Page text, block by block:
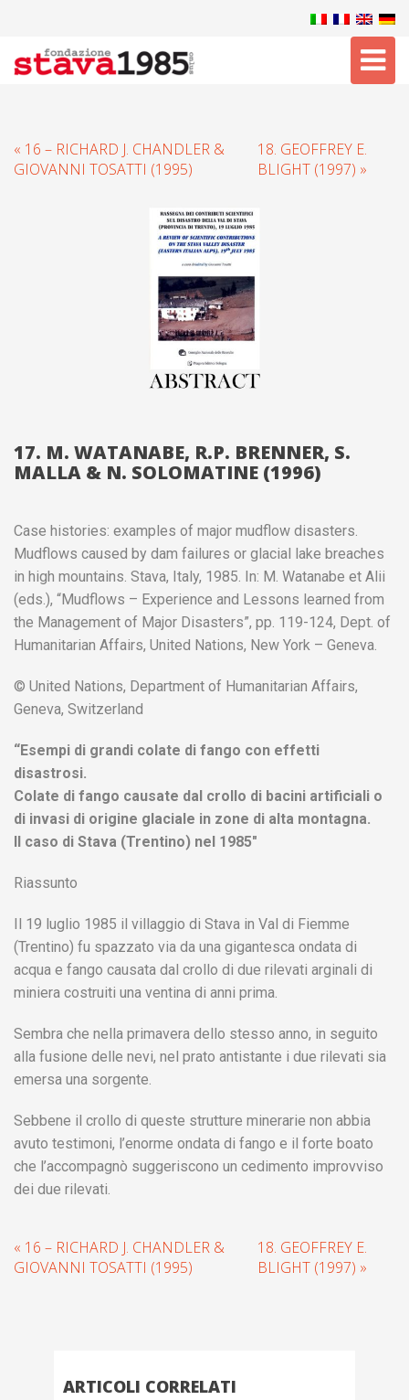
« 16 – RICHARD J. CHANDLER &
GIOVANNI TOSATTI (1995)
18. GEOFFREY E.
BLIGHT (1997) »
17. M. WATANABE, R.P. BRENNER, S.
MALLA & N. SOLOMATINE (1996)
Case histories: examples of major mudflow disasters.
Mudflows caused by dam failures or glacial lake breaches
in high mountains. Stava, Italy, 1985. In: M. Watanabe et Alii
(eds.), “Mudflows – Experience and Lessons learned from
the Management of Major Disasters”, pp. 119-124, Dept. of
Humanitarian Affairs, United Nations, New York – Geneva.
© United Nations, Department of Humanitarian Affairs,
Geneva, Switzerland
“Esempi di grandi colate di fango con effetti
disastrosi.
Colate di fango causate dal crollo di bacini artificiali o
di invasi di origine glaciale in zone di alta montagna.
Il caso di Stava (Trentino) nel 1985″
Riassunto
Il 19 luglio 1985 il villaggio di Stava in Val di Fiemme
(Trentino) fu spazzato via da una gigantesca ondata di
acqua e fango causata dal crollo di due rilevati arginali di
miniera costruiti una ventina di anni prima.
Sembra che nella primavera dello stesso anno, in seguito
alla fusione delle nevi, nel prato antistante i due rilevati sia
emersa una sorgente.
Sebbene il crollo di queste strutture minerarie non abbia
avuto testimoni, l’enorme ondata di fango e il forte boato
che l’accompagnò suggeriscono un cedimento improvviso
dei due rilevati.
« 16 – RICHARD J. CHANDLER &
GIOVANNI TOSATTI (1995)
18. GEOFFREY E.
BLIGHT (1997) »
ARTICOLI CORRELATI